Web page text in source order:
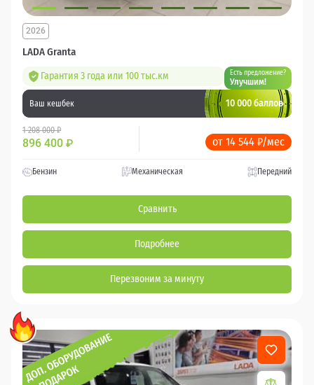
LADA Granta
2026
Гарантия 3 года или 100 тыс.км Есть предложение?
Улучшим!
Ваш кешбек 10 000 баллов
1 208 000 ₽
896 400 ₽ от 14 544 ₽/мес
Бензин Механическая Передний
Сравнить
Подробнее
Перезвоним за минуту